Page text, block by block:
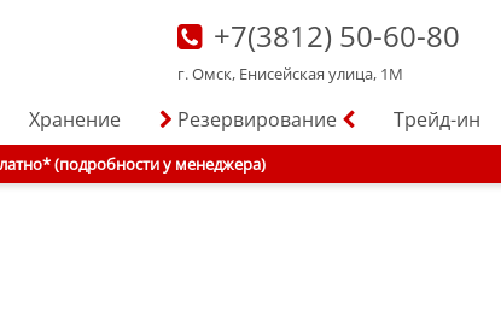
+7(3812) 50-60-80
г. Омск, Енисейская улица, 1М
Хранение Резервирование Трейд-ин
(подробности у менеджера)